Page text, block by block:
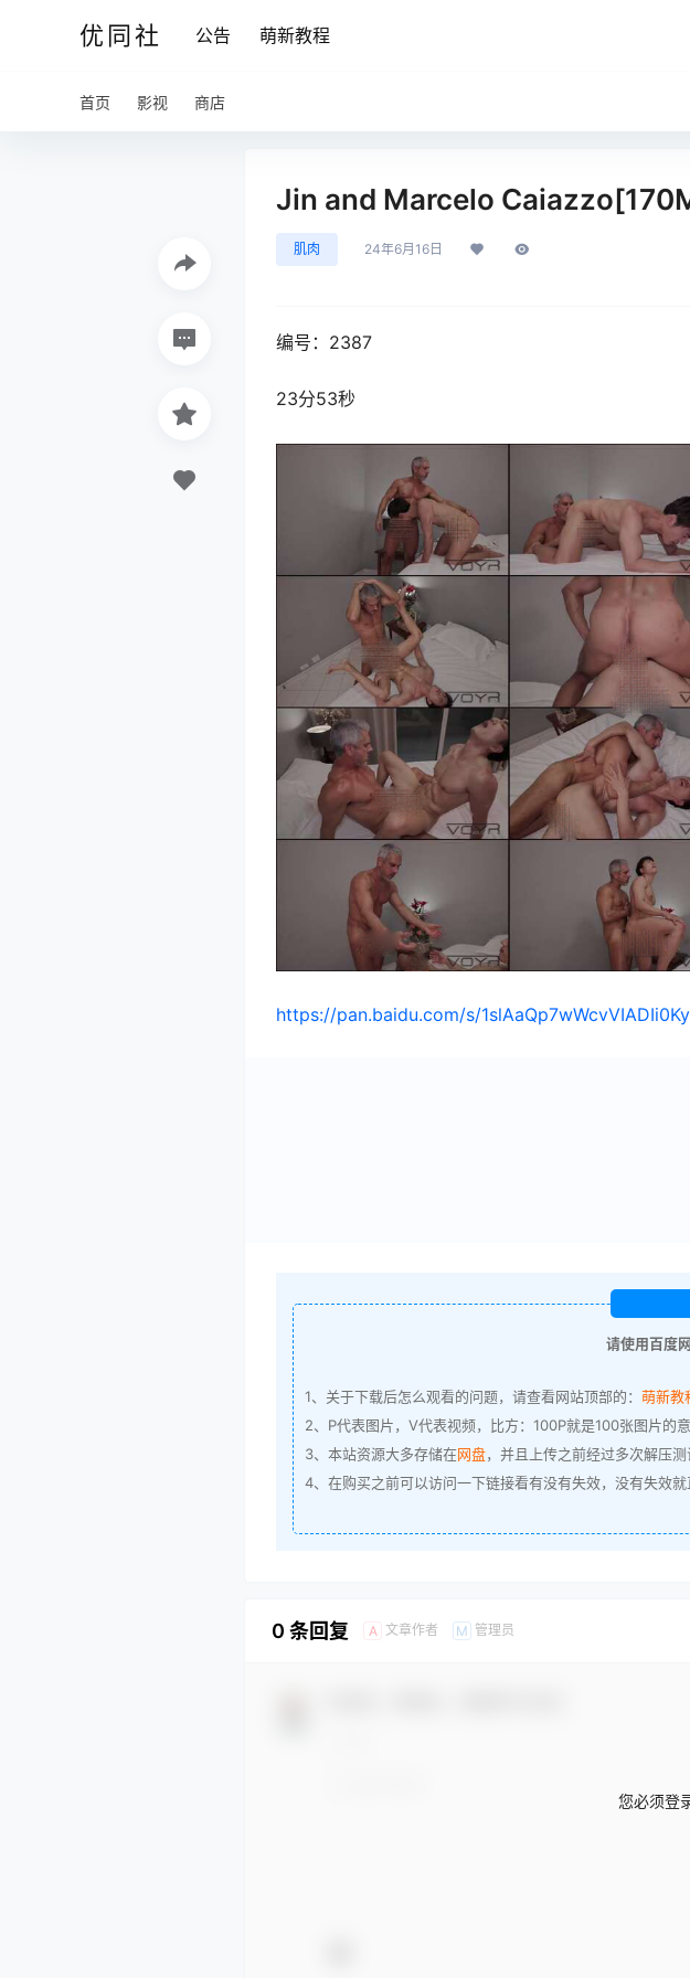
优同社 公告 萌新教程
首页 影视 商店
Jin and Marcelo
肌肉 24年6月16日
编号：2387
23分53秒
https://pan.baidu.com/s/
请使用百度
1、关于下载后怎么观看的问题，请查看网站顶部的： 萌新教
2、P代表图片，V代表视频，比方：100P就是100张图片的意
3、本站资源大多存储在网盘，并且上传之前经过多次解压测
4、在购买之前可以访问一下链接看有没有失效，没有失效就
0 条回复 A 文章作者 M 管理员
您必须登